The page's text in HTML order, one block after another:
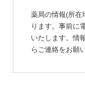
薬局の情報(所在
ります。事前に
いたします。情
らご連絡をお願